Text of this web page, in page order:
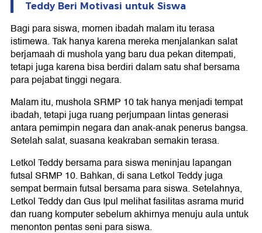
Teddy Beri Motivasi untuk Siswa
Bagi para siswa, momen ibadah malam itu terasa
istimewa. Tak hanya karena mereka menjalankan salat
berjamaah di mushola yang baru dua pekan ditempati,
tetapi juga karena bisa berdiri dalam satu shaf bersama
para pejabat tinggi negara.
Malam itu, mushola SRMP 10 tak hanya menjadi tempat
ibadah, tetapi juga ruang perjumpaan lintas generasi
antara pemimpin negara dan anak-anak penerus bangsa.
Setelah salat, suasana keakraban semakin terasa.
Letkol Teddy bersama para siswa meninjau lapangan
futsal SRMP 10. Bahkan, di sana Letkol Teddy juga
sempat bermain futsal bersama para siswa. Setelahnya,
Letkol Teddy dan Gus Ipul melihat fasilitas asrama murid
dan ruang komputer sebelum akhirnya menuju aula untuk
menonton pentas seni para siswa.